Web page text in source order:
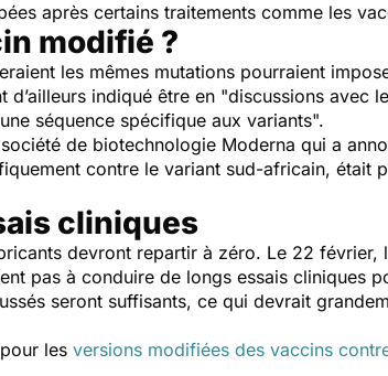
après certains traitements comme les
modifié ?
les mêmes mutations pourraient
indiqué être en "discussions avec
séquence spécifique aux variants".
de biotechnologie Moderna qui a
contre le variant sud-africain, était
cliniques
devront repartir à zéro. Le 22 février,
pas à conduire de longs essais cliniques
seront suffisants, ce qui devrait
les versions modifiées des vaccins